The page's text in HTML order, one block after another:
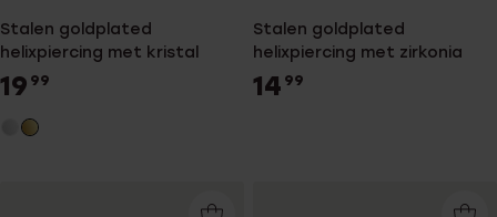
Stalen goldplated
helixpiercing met kristal
19 99
Stalen goldplated
helixpiercing met zirkonia
14 99